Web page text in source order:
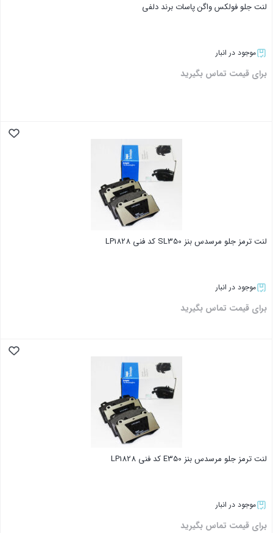
لنت جلو فولکس واگن پاسات برند دلفی
موجود در انبار
برای قیمت تماس بگیرید
لنت ترمز جلو مرسدس بنز SL350 کد فنی LP1828
موجود در انبار
برای قیمت تماس بگیرید
لنت ترمز جلو مرسدس بنز E350 کد فنی LP1828
موجود در انبار
برای قیمت تماس بگیرید